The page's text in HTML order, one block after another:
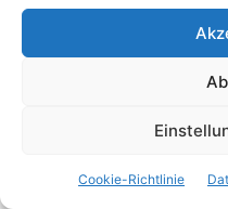
Cookie-Richtlinie
Strand zu beobachten
den Thermalquellen
entfernt liegt